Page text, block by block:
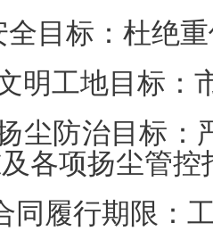
全目标：杜绝
明工地目标：
尘防治目标：
各项扬尘管
同履行期限：